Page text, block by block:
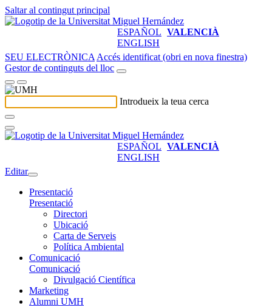
Saltar al contingut principal
ESPAÑOL VALENCIÀ
ENGLISH
SEU ELECTRÒNICA Accés identificat (obri en nova finestra)
Gestor de continguts del lloc
Introdueix la teua cerca
ESPAÑOL VALENCIÀ
ENGLISH
Editar
Presentació
Presentació
Directori
Ubicació
Carta de Serveis
Política Ambiental
Comunicació
Comunicació
Divulgació Científica
Marketing
Alumni UMH